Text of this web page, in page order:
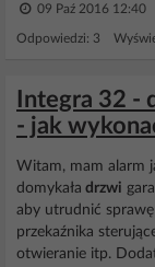
09 Paź 2016 12:40
Odpowiedzi: 3
Integra 32 -
- jak
Witam, mam alarm
domykała drzwi
aby utrudnić
przekaźnika
otwieranie itp.